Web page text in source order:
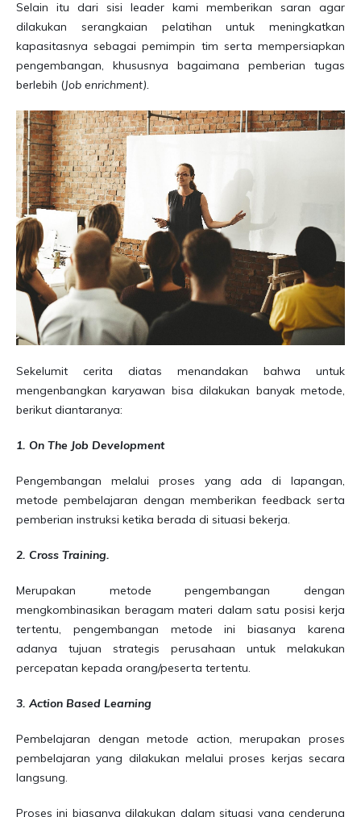
Selain itu dari sisi leader kami memberikan saran agar
dilakukan serangkaian pelatihan untuk meningkatkan
kapasitasnya sebagai pemimpin tim serta mempersiapkan
pengembangan, khususnya bagaimana pemberian tugas
berlebih (Job enrichment).
Sekelumit cerita diatas menandakan bahwa untuk
mengenbangkan karyawan bisa dilakukan banyak metode,
berikut diantaranya:
1. On The Job Development
Pengembangan melalui proses yang ada di lapangan,
metode pembelajaran dengan memberikan feedback serta
pemberian instruksi ketika berada di situasi bekerja.
2. Cross Training.
Merupakan metode pengembangan dengan
mengkombinasikan beragam materi dalam satu posisi kerja
tertentu, pengembangan metode ini biasanya karena
adanya tujuan strategis perusahaan untuk melakukan
percepatan kepada orang/peserta tertentu.
3. Action Based Learning
Pembelajaran dengan metode action, merupakan proses
pembelajaran yang dilakukan melalui proses kerjas secara
langsung.
Proses ini biasanya dilakukan dalam situasi yang cenderung